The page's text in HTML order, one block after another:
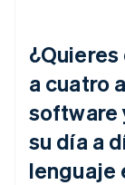
a cuatro
software
su día a
lenguaje